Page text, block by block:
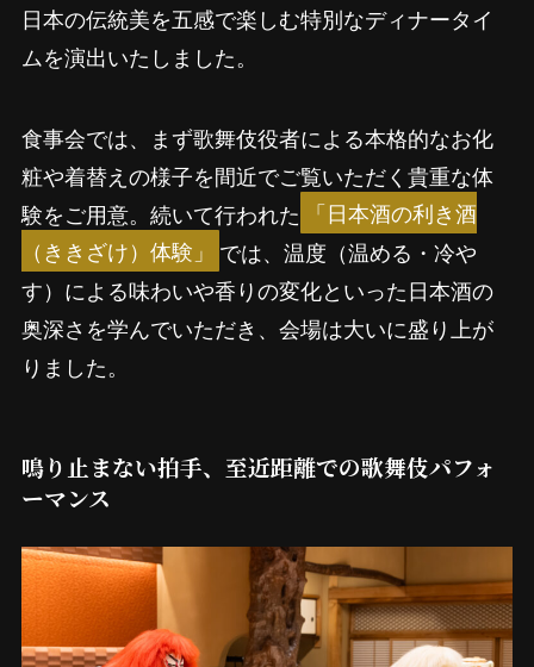
日本の伝統美を五感で楽しむ特別なディナータイ
ムを演出いたしました。
食事会では、まず歌舞伎役者による本格的なお化
粧や着替えの様子を間近でご覧いただく貴重な体
験をご用意。続いて行われた
「日本酒の利き酒
（ききざけ）体験」 では、温度（温める・冷や
す）による味わいや香りの変化といった日本酒の
奥深さを学んでいただき、会場は大いに盛り上が
りました。
鳴り止まない拍手、至近距離での歌舞伎パフォ
ーマンス